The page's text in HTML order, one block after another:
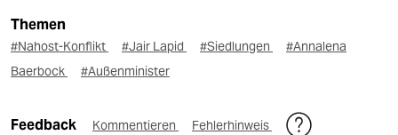
Themen
#Nahost-Konflikt #Jair Lapid #Siedlungen
#Annalena
Baerbock
#Außenminister
Feedback Kommentieren Fehlerhinweis